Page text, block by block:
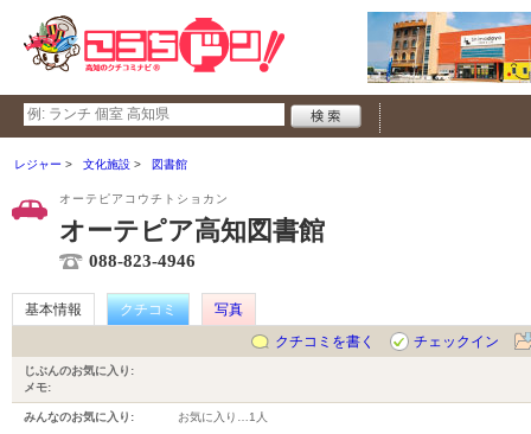
レジャー 文化施設 図書館
オーテピアコウチトショカン
オーテピア高知図書館
088-823-4946
基本情報 クチコミ
写真
クチコミを書く
チェックイン
じぶんのお気に入り:
メモ:
みんなのお気に入り: お気に入り… 1人